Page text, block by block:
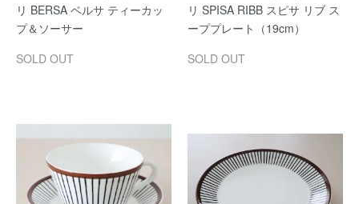
リ BERSA ベルサ ティーカッ
プ＆ソーサー
SOLD OUT
リ SPISA RIBB スピサ リブ ス
ーププレート（19cm）
SOLD OUT